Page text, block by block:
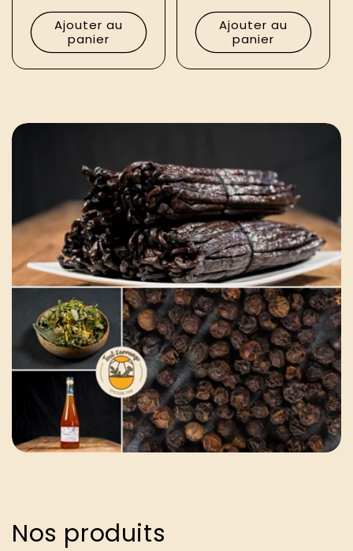
Ajouter au
panier
Ajouter au
panier
Nos produits